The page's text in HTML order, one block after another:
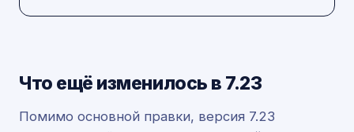
Что ещё изменилось в 7.23
Помимо основной правки, версия 7.23